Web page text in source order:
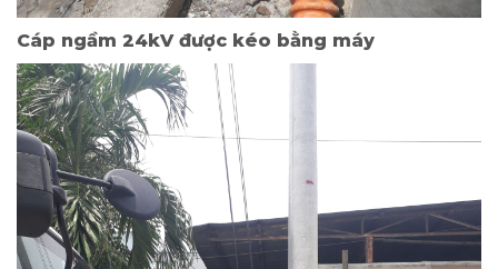
Cáp ngầm 24kV được kéo bằng máy